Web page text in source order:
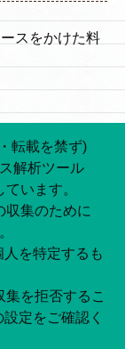
スをかけた料
転載を禁ず)
解析ツール
います。
収集のために
を特定するも
を拒否するこ
定をご確認く